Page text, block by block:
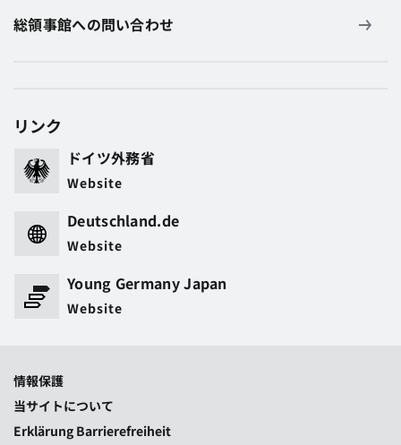
総領事館への問い合わせ
リンク
ドイツ外務省
Website
Deutschland.de
Website
Young Germany Japan
Website
情報保護
当サイトについて
Erklärung Barrierefreiheit